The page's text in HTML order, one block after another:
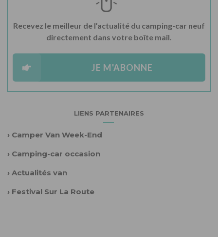
Recevez le meilleur de l’actualité du camping-car neuf
directement dans votre boîte mail.
JE M'ABONNE
LIENS PARTENAIRES
› Camper Van Week-End
› Camping-car occasion
› Actualités van
› Festival Sur La Route